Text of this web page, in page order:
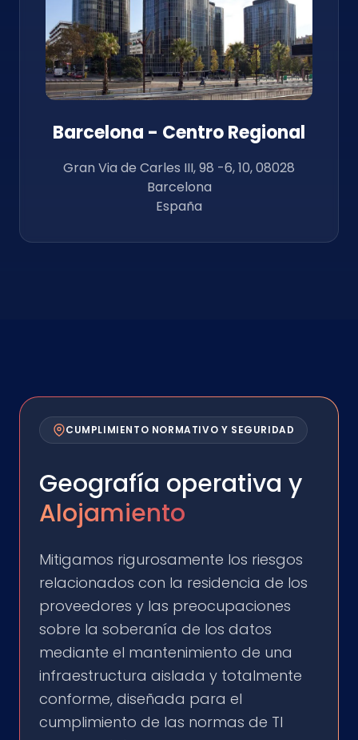
Barcelona - Centro Regional
Gran Via de Carles III, 98 -6, 10, 08028
Barcelona
España
CUMPLIMIENTO NORMATIVO Y SEGURIDAD
Geografía operativa y
Alojamiento
Mitigamos rigurosamente los riesgos
relacionados con la residencia de los
proveedores y las preocupaciones
sobre la soberanía de los datos
mediante el mantenimiento de una
infraestructura aislada y totalmente
conforme, diseñada para el
cumplimiento de las normas de TI